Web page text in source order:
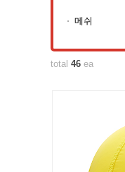
메쉬
total 46 ea